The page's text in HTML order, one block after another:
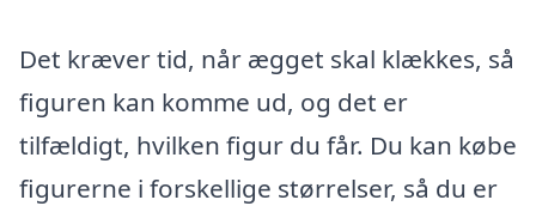
Det kræver tid, når ægget skal klækkes, så
figuren kan komme ud, og det er
tilfældigt, hvilken figur du får. Du kan købe
figurerne i forskellige størrelser, så du er